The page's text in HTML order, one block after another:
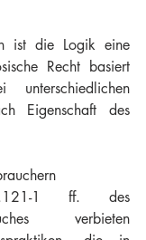
die Logik eine
Recht basiert
Eigenschaft des
1 ff. des
verbieten